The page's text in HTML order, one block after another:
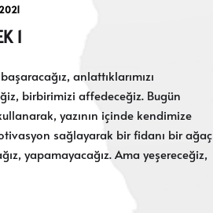
1
anlattıklarımızı
birbirimizi affedeceğiz. Bugün
yazının içinde kendimize
sağlayarak bir fidanı bir ağaç
yapamayacağız. Ama yeşereceğiz,